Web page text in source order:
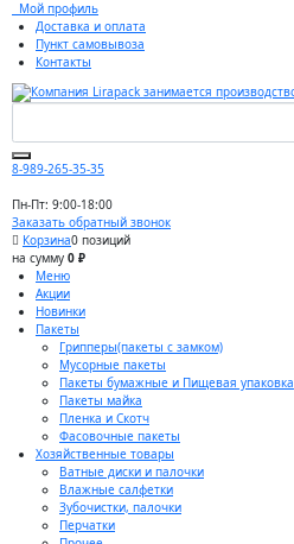
Мой профиль
Доставка и оплата
Пункт самовывоза
Контакты
8-989-265-35-35
Пн-Пт: 9:00-18:00
Заказать обратный звонок
Корзина0 позиций
на сумму 0 ₽
Меню
Акции
Новинки
Пакеты
Грипперы(пакеты с замком)
Мусорные пакеты
Пакеты бумажные и Пищевая упаковка
Пакеты майка
Пленка и Скотч
Фасовочные пакеты
Хозяйственные товары
Ватные диски и палочки
Влажные салфетки
Зубочистки, палочки
Перчатки